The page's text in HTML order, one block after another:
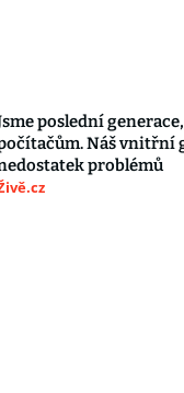
poslední
Náš vnitřní
problémů